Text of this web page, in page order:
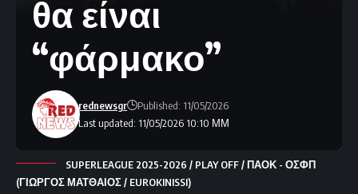
θα είναι
“φάρμακο”
Last updated: 11/05/2026 10:10 ΜΜ
rednewsgr Published: 11/05/2026
SUPERLEAGUE 2025-2026 / PLAY OFF / ΠΑΟΚ - ΟΣΦΠ
(ΓΙΩΡΓΟΣ ΜΑΤΘΑΙΟΣ / EUROKINISSI)